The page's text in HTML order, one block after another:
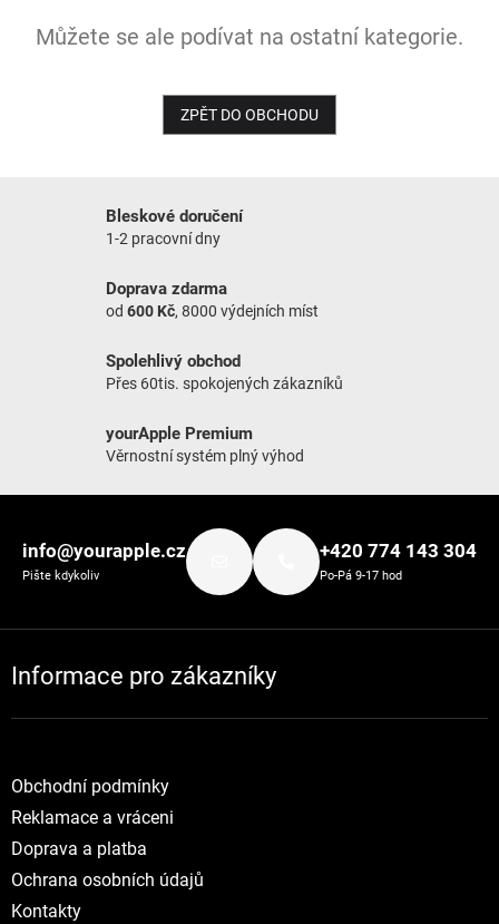
NOVINKY
Můžete se ale podívat na ostatní kategorie.
ZPĚT DO OBCHODU
Bleskové doručení
1-2 pracovní dny
Doprava zdarma
od 600 Kč, 8000 výdejních míst
Spolehlivý obchod
Přes 60tis. spokojených zákazníků
yourApple Premium
Věrnostní systém plný výhod
info@yourapple.cz
Pište kdykoliv
+420 774 143 304
Po-Pá 9-17 hod
Informace pro zákazníky
Obchodní podmínky
Reklamace a vráceni
Doprava a platba
Ochrana osobních údajů
Kontakty